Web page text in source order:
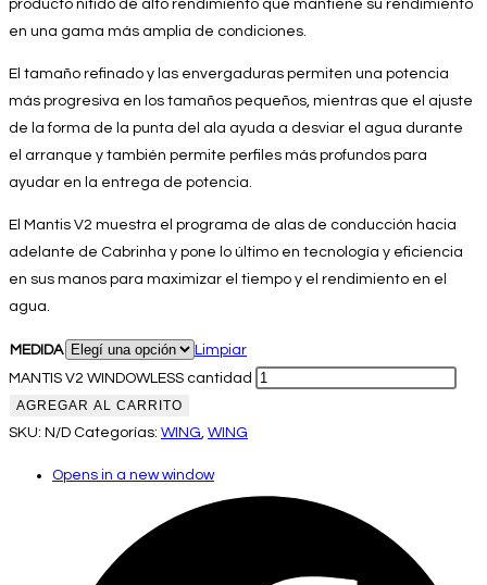
producto nítido de alto rendimiento que mantiene su rendimiento
en una gama más amplia de condiciones.
El tamaño refinado y las envergaduras permiten una potencia
más progresiva en los tamaños pequeños, mientras que el ajuste
de la forma de la punta del ala ayuda a desviar el agua durante
el arranque y también permite perfiles más profundos para
ayudar en la entrega de potencia.
El Mantis V2 muestra el programa de alas de conducción hacia
adelante de Cabrinha y pone lo último en tecnología y eficiencia
en sus manos para maximizar el tiempo y el rendimiento en el
agua.
MEDIDA
Limpiar
MANTIS V2 WINDOWLESS cantidad
AGREGAR AL CARRITO
SKU: N/D Categorías: WING, WING
Opens in a new window